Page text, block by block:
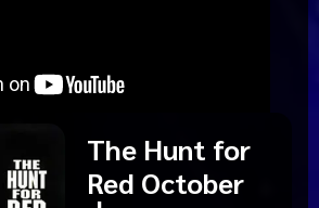
The Hunt for
Red October